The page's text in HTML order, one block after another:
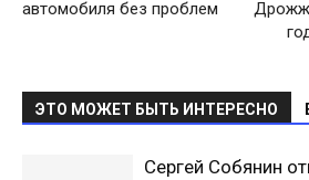
автомобиля без проблем
ЭТО МОЖЕТ БЫТЬ ИНТЕРЕСНО
Сергей Собянин